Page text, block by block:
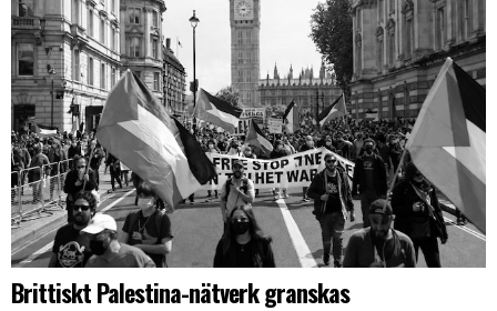
Brittiskt Palestina-nätverk granskas